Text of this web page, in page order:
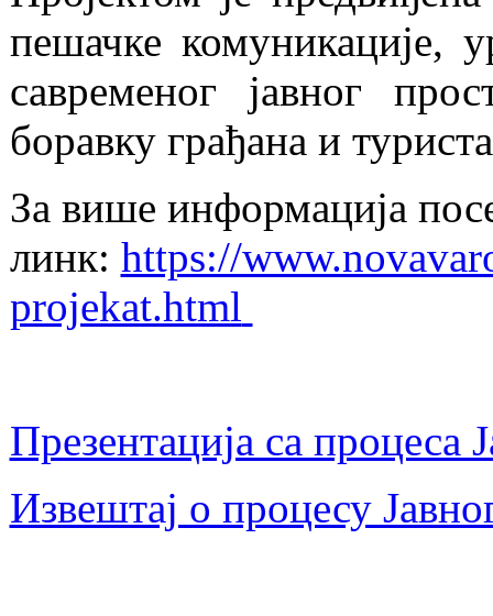
пешачке комуникације,
савременог јавног
боравку грађана и
За више информација
линк: https://
projekat.html
Презентација са процеса
Извештај о процесу